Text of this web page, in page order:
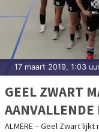
17 maart 2019, 1:03
GEEL ZWART
AANVALLENDE
ALMERE – Geel Zwart